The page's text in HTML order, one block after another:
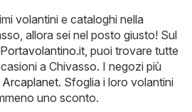
volantini e cataloghi nella
allora sei nel posto giusto! Sul
, puoi trovare tutte
a Chivasso. I negozi più
Arcaplanet. Sfoglia i loro volantini
uno sconto.